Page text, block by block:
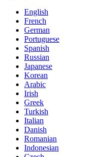
English
French
German
Portuguese
Spanish
Russian
Japanese
Korean
Arabic
Irish
Greek
Turkish
Italian
Danish
Romanian
Indonesian